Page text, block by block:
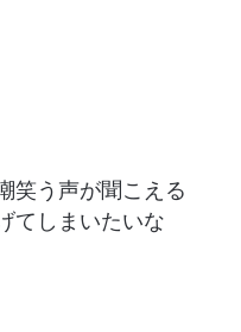
笑う声が聞こえる
しまいたいな